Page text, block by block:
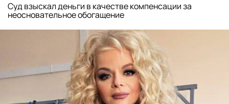
Суд взыскал деньги в качестве компенсации за
неосновательное обогащение